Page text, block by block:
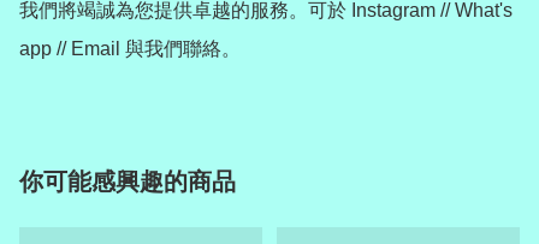
我們將竭誠為您提供卓越的服務。可於 Instagram // What's
你可能感興趣的商品